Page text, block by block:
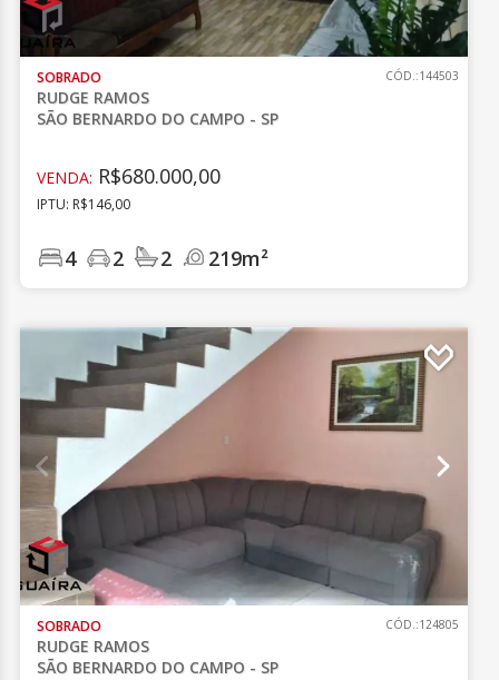
SOBRADO
RUDGE RAMOS
SÃO BERNARDO DO CAMPO - SP
CÓD.:144503
VENDA: R$680.000,00
IPTU: R$146,00
4 2 2 219m²
SOBRADO
RUDGE RAMOS
SÃO BERNARDO DO CAMPO - SP
CÓD.:124805